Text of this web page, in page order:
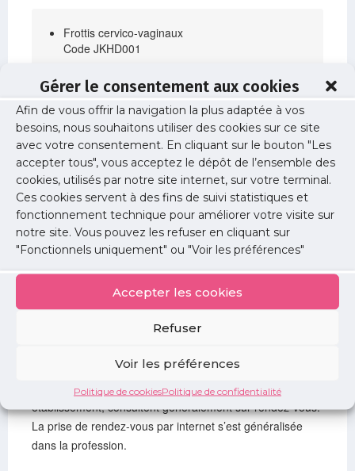
Gérer le consentement aux cookies
Afin de vous offrir la navigation la plus adaptée à vos
besoins, nous souhaitons utiliser des cookies sur ce site
avec votre consentement. En cliquant sur le bouton "Les
accepter tous", vous acceptez le dépôt de l’ensemble des
cookies, utilisés par notre site internet, sur votre terminal.
Ces cookies servent à des fins de suivi statistiques et
fonctionnement technique pour améliorer votre visite sur
notre site. Vous pouvez les refuser en cliquant sur
"Fonctionnels uniquement" ou "Voir les préférences"
Accepter les cookies
Refuser
Voir les préférences
Politique de cookiesPolitique de confidentialité
Frottis cervico-vaginaux
Code JKHD001
Code : JLQE002
Échographie du petit bassin [pelvis] féminin,
par voie rectale et/ou vaginale [par voie
cavitaire]
Code : ZCQJ003
Pose d’un dispositif intra-utérin
Code : JKLD001
Échographie transcutanée avec échographie
par voie rectale et/ou vaginale [par voie
cavitaire] du petit bassin [pelvis] féminin
Code : ZCQJ006
Source :CCAM en ligne
Organisation de l’activité
Les gynécologues médicaux, au cabinet ou en
établissement, consultent généralement sur rendez-vous.
La prise de rendez-vous par internet s’est généralisée
dans la profession.